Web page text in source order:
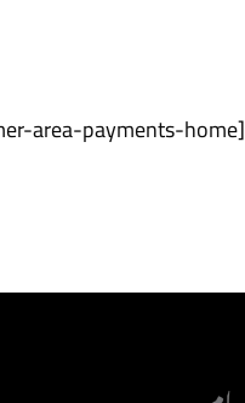
[customer-area-payments-home /]